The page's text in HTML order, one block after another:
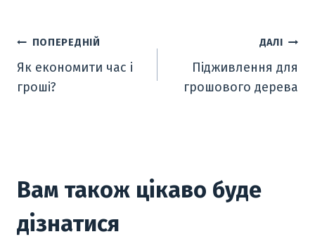
o
o
k
e
dI st
s
p
a
m
Навігація
записів
ПОПЕРЕДНІЙ
Як економити час і
гроші?
ДАЛІ
Підживлення для
грошового дерева
Вам також цікаво буде
дізнатися